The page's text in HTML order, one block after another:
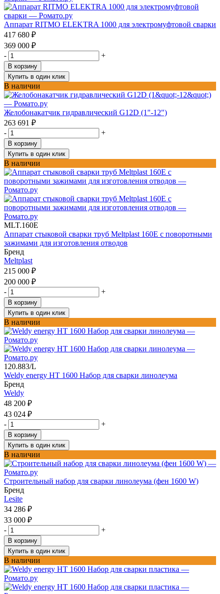
Аппарат RITMO ELEKTRA 1000 для электромуфтовой сварки
417 680 ₽
369 000 ₽
-
+
В корзину
Купить в один клик
В наличии
Желобонакатчик гидравлический G12D (1"-12")
263 691 ₽
-
+
В корзину
Купить в один клик
В наличии
MLT.160E
Аппарат стыковой сварки труб Meltplast 160Е с поворотными
зажимами для изготовления отводов
Бренд
Meltplast
215 000 ₽
200 000 ₽
-
+
В корзину
Купить в один клик
В наличии
120.883/L
Weldy energy HT 1600 Набор для сварки линолеума
Бренд
Weldy
48 200 ₽
43 024 ₽
-
+
В корзину
Купить в один клик
В наличии
Строительный набор для сварки линолеума (фен 1600 W)
Бренд
Lesite
34 286 ₽
33 000 ₽
-
+
В корзину
Купить в один клик
В наличии